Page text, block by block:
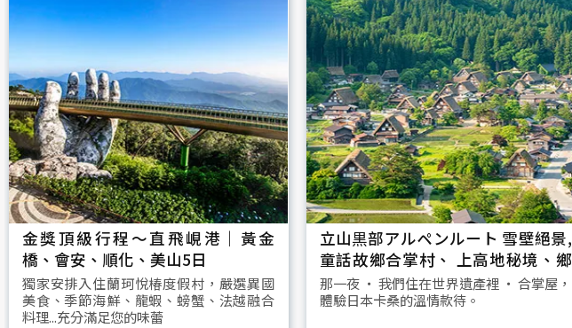
金獎頂級行程～直飛峴港｜黃金
橋、會安、順化、美山5日
獨家安排入住蘭珂悅椿度假村，嚴選異國
美食、季節海鮮、龍蝦、螃蟹、法越融合
料理...充分滿足您的味蕾
立山黒部アルペンルート 雪壁絕景,
童話故鄉合掌村、 上高地秘境、鄉
村古街町5日
那一夜 ‧ 我們住在世界遺產裡 ‧ 合掌屋，
體驗日本卡桑的溫情款待。